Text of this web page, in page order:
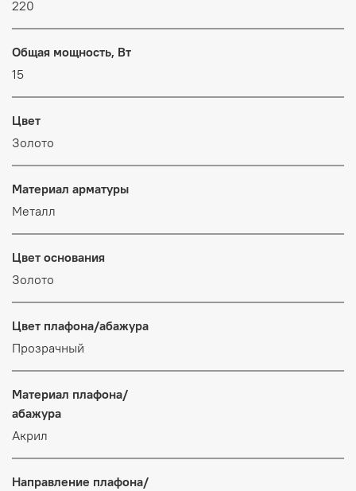
220
Общая мощность, Вт
15
Цвет
Золото
Материал арматуры
Металл
Цвет основания
Золото
Цвет плафона/абажура
Прозрачный
Материал плафона/
абажура
Акрил
Направление плафона/